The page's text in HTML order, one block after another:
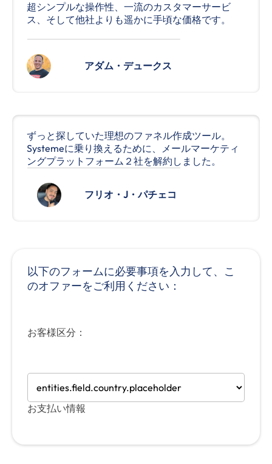
超シンプルな操作性、一流のカスタマーサービ
ス、そして他社よりも遥かに手頃な価格です。
アダム・デュークス
ずっと探していた理想のファネル作成ツール。
Systemeに乗り換えるために、メールマーケティ
ングプラットフォーム２社を解約しました。
フリオ・J・パチェコ
以下のフォームに必要事項を入力して、こ
のオファーをご利用ください：
お客様区分：
お支払い情報